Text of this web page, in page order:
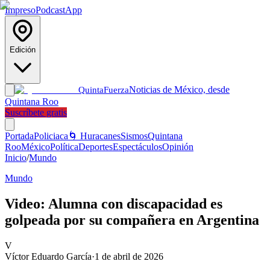
ImpresoPodcastApp
Edición
QuintaFuerzaNoticias de México, desde
Quintana Roo
Suscríbete gratis
PortadaPoliciaca 🌀 HuracanesSismosQuintana
RooMéxicoPolíticaDeportesEspectáculosOpinión
Inicio/Mundo
Mundo
Video: Alumna con discapacidad es
golpeada por su compañera en Argentina
V
Víctor Eduardo García·1 de abril de 2026